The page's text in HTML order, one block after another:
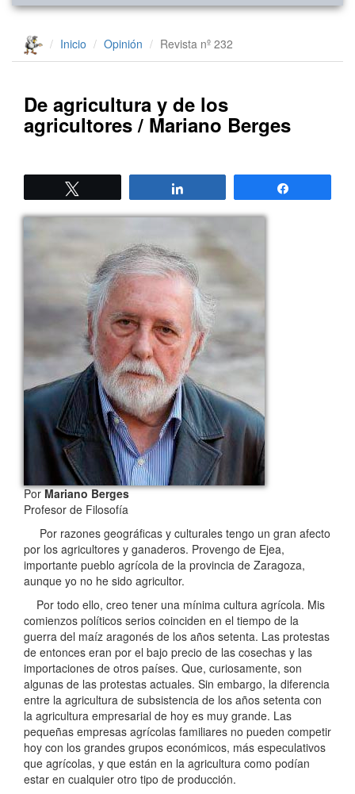
Inicio Opinión Revista nº 232
De agricultura y de los
agricultores / Mariano Berges
PorMariano Berges
Profesor de Filosofía
Por razones geográficas y culturales tengo un gran afecto
por los agricultores y ganaderos. Provengo de Ejea,
importante pueblo agrícola de la provincia de Zaragoza,
aunque yo no he sido agricultor.
Por todo ello, creo tener una mínima cultura agrícola. Mis
comienzos políticos serios coinciden en el tiempo de la
guerra del maíz aragonés de los años setenta. Las protestas
de entonces eran por el bajo precio de las cosechas y las
importaciones de otros países. Que, curiosamente, son
algunas de las protestas actuales. Sin embargo, la diferencia
entre la agricultura de subsistencia de los años setenta con
la agricultura empresarial de hoy es muy grande. Las
pequeñas empresas agrícolas familiares no pueden competir
hoy con los grandes grupos económicos, más especulativos
que agrícolas, y que están en la agricultura como podían
estar en cualquier otro tipo de producción.